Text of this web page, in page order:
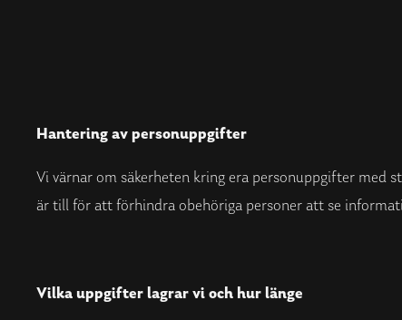
Hantering av personuppgifter
Vi värnar om säkerheten kring era personuppgifter med
är till för att förhindra obehöriga personer att se
Vilka uppgifter lagrar vi och hur länge